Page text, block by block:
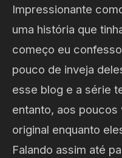
Impressionante
uma história que
começo eu
pouco de inveja
esse blog e a série
entanto, aos poucos
original enquanto
Falando assim até